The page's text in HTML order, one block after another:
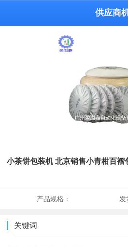
供应商
小茶饼包装机 北京销售小青柑百褶
产品规格： 发
关键词